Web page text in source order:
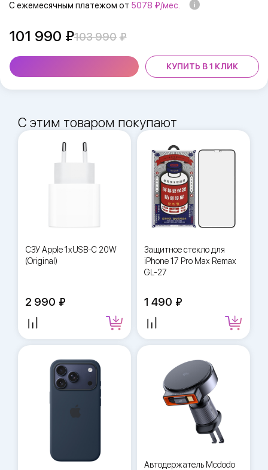
С ежемесячным платежом от 5078 ₽/мес.
101 990 103 990
КУПИТЬ В 1 КЛИК
С этим товаром покупают
СЗУ Apple 1xUSB-C 20W
(Original)
2 990
Защитное стекло для
iPhone 17 Pro Max Remax
GL-27
1 490
Автодержатель Mcdodo